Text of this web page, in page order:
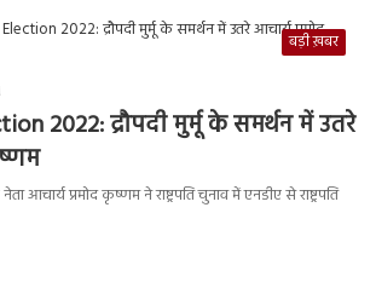
बड़ी ख़बर
2022: द्रौपदी मुर्मू के समर्थन में उतरे
आचार्य प्रमोद कृष्णम ने राष्ट्रपति चुनाव में एनडीए से राष्ट्रपति